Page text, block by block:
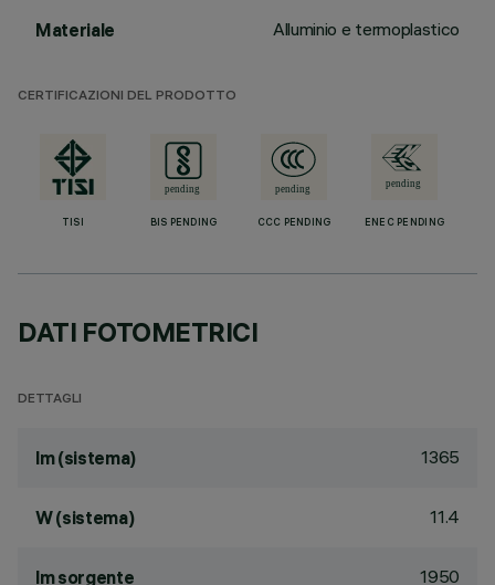
Materiale Alluminio e termoplastico
CERTIFICAZIONI DEL PRODOTTO
TISI BIS PENDING CCC PENDING ENEC PENDING
DATI FOTOMETRICI
DETTAGLI
lm (sistema) 1365
W (sistema) 11.4
lm sorgente 1950